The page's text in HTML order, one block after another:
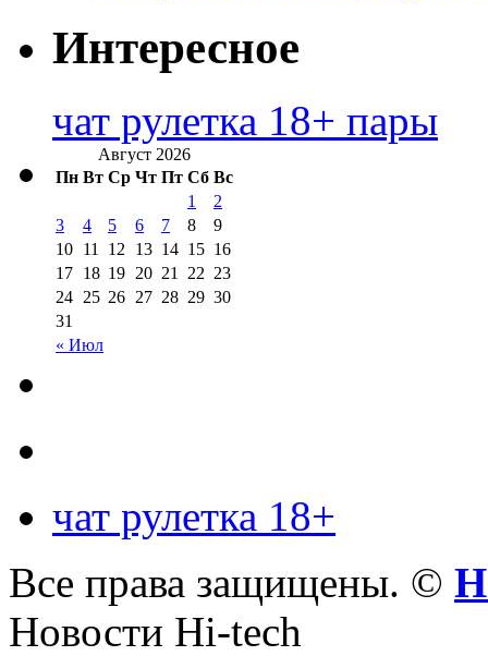
Интересное
чат рулетка 18+ пары
Август 2026
Пн Вт Ср Чт Пт Сб Вс
« Июл
1
2
3
4 5 6 7 8
9
10 11 12 13 14 15 16
17 18 19 20 21 22 23
24 25 26 27 28 29 30
31
чат рулетка 18+
Все права защищены. ©
Новости Hi-tech